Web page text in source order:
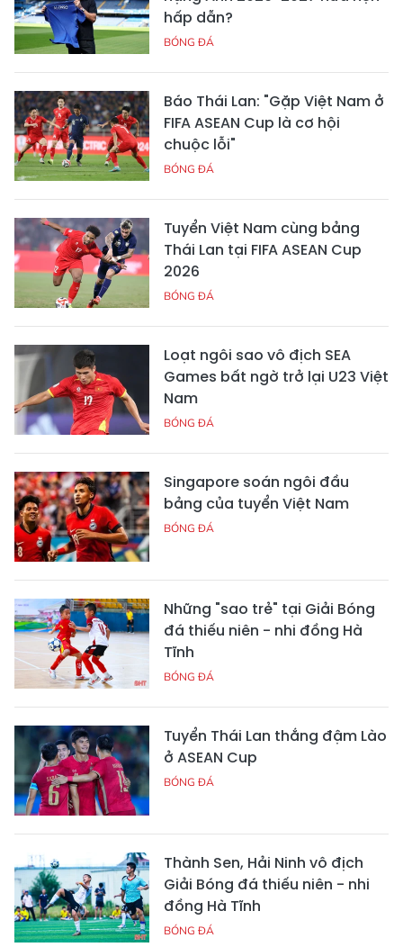
hấp dẫn?
BÓNG ĐÁ
Báo Thái Lan: "Gặp Việt Nam ở
FIFA ASEAN Cup là cơ hội
chuộc lỗi"
BÓNG ĐÁ
Tuyển Việt Nam cùng bảng
Thái Lan tại FIFA ASEAN Cup
2026
BÓNG ĐÁ
Loạt ngôi sao vô địch SEA
Games bất ngờ trở lại U23 Việt
Nam
BÓNG ĐÁ
Singapore soán ngôi đầu
bảng của tuyển Việt Nam
BÓNG ĐÁ
Những "sao trẻ" tại Giải Bóng
đá thiếu niên - nhi đồng Hà
Tĩnh
BÓNG ĐÁ
Tuyển Thái Lan thắng đậm Lào
ở ASEAN Cup
BÓNG ĐÁ
Thành Sen, Hải Ninh vô địch
Giải Bóng đá thiếu niên - nhi
đồng Hà Tĩnh
BÓNG ĐÁ